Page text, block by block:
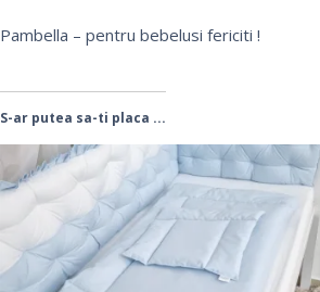
Pambella – pentru bebelusi fericiti !
S-ar putea sa-ti placa ...